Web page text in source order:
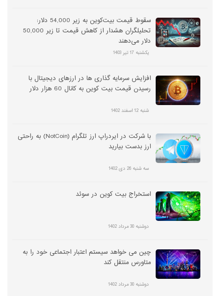
سقوط قیمت بیت‌کوین به زیر 54,000 دلار:
تحلیلگران هشدار از کاهش قیمت تا زیر 50,000
دلار می‌دهند
یکشنبه 17 تیر 1403
افزایش سرمایه گذاری ها در ارزهای دیجیتال با
رسیدن قیمت بیت کوین به کانال 60 هزار دلار
شنبه 12 اسفند 1402
با شرکت در ایردراپ ارز تلگرام (NotCoin) به راحتی
ارز بدست بیارید
سه شنبه 26 دی 1402
استخراج بیت کوین در سوئد
دوشنبه 30 مرداد 1402
چین می خواهد سیستم اعتبار اجتماعی خود را به
متاورس منتقل کند
دوشنبه 30 مرداد 1402